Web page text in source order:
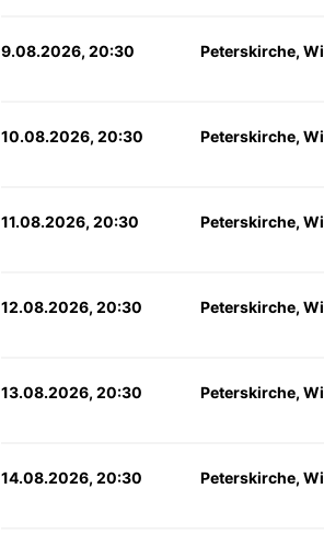
9.08.2026, 20:30 Peterskirche,
10.08.2026, 20:30 Peterskirche,
11.08.2026, 20:30 Peterskirche,
12.08.2026, 20:30 Peterskirche,
13.08.2026, 20:30 Peterskirche,
14.08.2026, 20:30 Peterskirche,